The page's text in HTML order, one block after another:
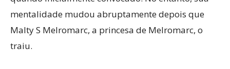
mentalidade mudou abruptamente depois que
Malty S Melromarc, a princesa de Melromarc, o
traiu.